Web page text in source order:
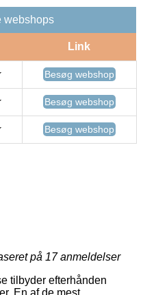
webshops
Link
Besøg webshop
Besøg webshop
Besøg webshop
på 17anmeldelser
tilbyder efterhånden
En af de mest